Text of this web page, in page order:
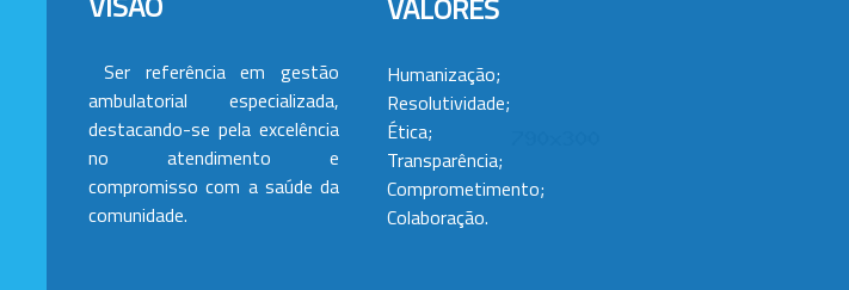
Ser referência em gestão
ambulatorial especializada,
destacando-se pela excelência
no atendimento e
compromisso com a saúde da
comunidade.
Humanização;
Resolutividade;
Ética;
Transparência;
Comprometimento;
Colaboração.